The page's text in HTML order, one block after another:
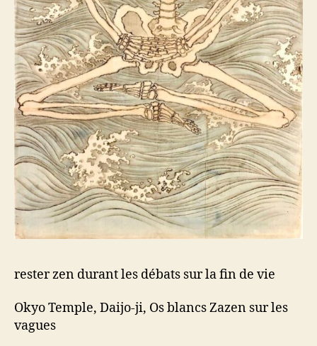
rester zen durant les débats sur la fin de vie
Okyo Temple, Daijo-ji, Os blancs Zazen sur les
vagues